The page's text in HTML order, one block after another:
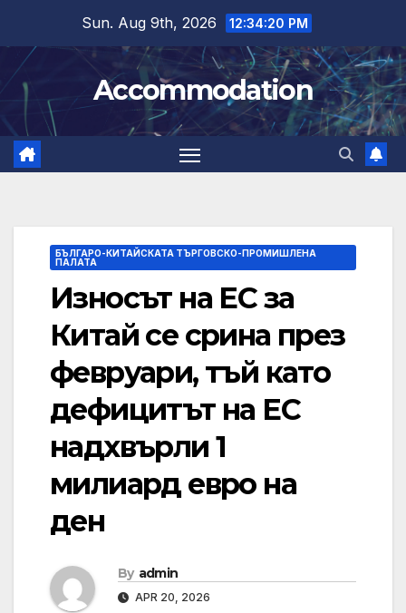
content
Sun. Aug 9th, 2026 12:34:22 PM
Accommodation
БЪЛГАРО-КИТАЙСКАТА ТЪРГОВСКО-ПРОМИШЛЕНА
ПАЛАТА
Износът на ЕС за
Китай се срина през
февруари, тъй като
дефицитът на ЕС
надхвърли 1
милиард евро на
ден
By admin
APR 20, 2026